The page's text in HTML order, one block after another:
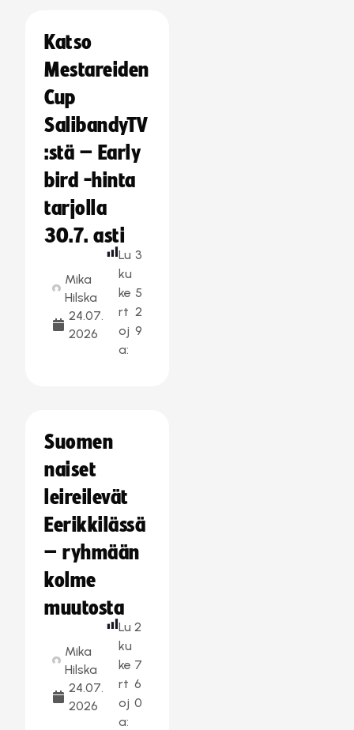
Katso
Mestareiden
Cup
SalibandyTV
:stä – Early
bird -hinta
tarjolla
30.7. asti
Mika
Hilska
24.07.
2026
Lu
ku
ke
rt
oj
a:
3
5
2
9
Suomen
naiset
leireilevät
Eerikkilässä
– ryhmään
kolme
muutosta
Mika
Hilska
24.07.
2026
Lu
ku
ke
rt
oj
a:
2
7
6
0